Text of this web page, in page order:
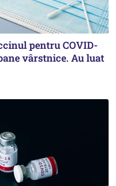
pentru COVID-
vârstnice. Au luat